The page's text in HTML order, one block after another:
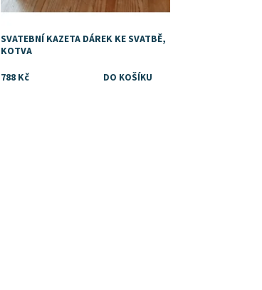
SVATEBNÍ KAZETA DÁREK KE SVATBĚ,
KOTVA
788 Kč